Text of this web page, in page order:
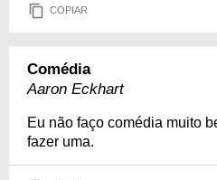
COPIAR
Comédia
Aaron Eckhart
Eu não faço comédia muito
fazer uma.